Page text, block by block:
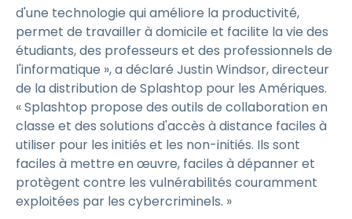
d'une technologie qui améliore la productivité,
permet de travailler à domicile et facilite la vie des
étudiants, des professeurs et des professionnels de
l'informatique », a déclaré Justin Windsor, directeur
de la distribution de Splashtop pour les Amériques.
« Splashtop propose des outils de collaboration en
classe et des solutions d'accès à distance faciles à
utiliser pour les initiés et les non-initiés. Ils sont
faciles à mettre en œuvre, faciles à dépanner et
protègent contre les vulnérabilités couramment
exploitées par les cybercriminels. »